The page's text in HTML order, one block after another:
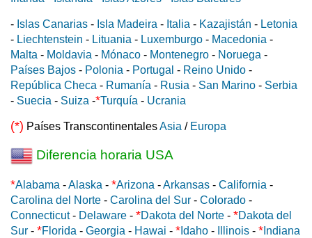
- Islas Canarias - Isla Madeira - Italia - Kazajistán - Letonia
- Liechtenstein - Lituania - Luxemburgo - Macedonia -
Malta - Moldavia - Mónaco - Montenegro - Noruega -
Países Bajos - Polonia - Portugal - Reino Unido -
República Checa - Rumanía - Rusia - San Marino - Serbia
- Suecia - Suiza -*Turquía - Ucrania
(*) Países TranscontinentalesAsia / Europa
Diferencia horaria USA
*Alabama -Alaska - *Arizona -Arkansas - California -
Carolina del Norte - Carolina del Sur - Colorado -
Connecticut- Delaware - *Dakota del Norte - *Dakota del
Sur - *Florida - Georgia - Hawai - * Idaho - Illinois - * Indiana